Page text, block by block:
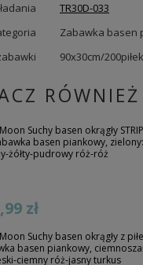
TR30D-033
Zabawka basen
90x30cm/200piłek
RÓWNIEŻ
Suchy basen okrągły
basen piankowy,
żółty-pudrowy róż-róż
zł
Suchy basen okrągły z
basen piankowy,
ciemny róż-jasny turkus